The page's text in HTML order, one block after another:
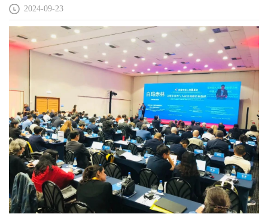
联邦大学、里约热内卢天主教大学，同时赴淡水河谷总部调研，还
Brás/Pari商圈巴西纺织小商品商贸市场、巴西德馨双语学校、比亚迪
巴西分公司等近20家在巴机构，推动与巴西各领域的深度交流，深
入拉美实地开展区域国别研究。
2024-09-23